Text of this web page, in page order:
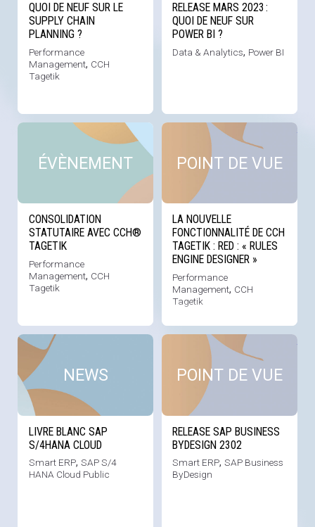
QUOI DE NEUF SUR LE
SUPPLY CHAIN
PLANNING ?
Performance
Management, CCH
Tagetik
RELEASE MARS 2023 :
QUOI DE NEUF SUR
POWER BI ?
Data & Analytics, Power BI
ÉVÈNEMENT
CONSOLIDATION
STATUTAIRE AVEC CCH®
TAGETIK
Performance
Management, CCH
Tagetik
Voir cette news
POINT DE VUE
LA NOUVELLE
FONCTIONNALITÉ DE CCH
TAGETIK : RED : « RULES
ENGINE DESIGNER »
Performance
Management, CCH
Tagetik
NEWS
LIVRE BLANC SAP
S/4HANA CLOUD
Smart ERP, SAP S/4
HANA Cloud Public
Voir cette news
POINT DE VUE
RELEASE SAP BUSINESS
BYDESIGN 2302
Smart ERP,SAP Business
ByDesign